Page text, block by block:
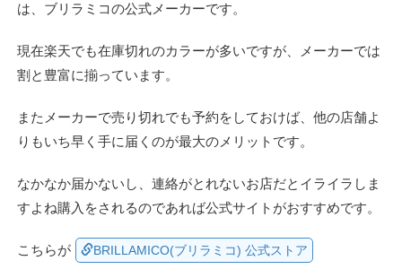
は、ブリラミコの公式メーカーです。
現在楽天でも在庫切れのカラーが多いですが、メーカーでは
割と豊富に揃っています。
またメーカーで売り切れでも予約をしておけば、他の店舗よ
りもいち早く手に届くのが最大のメリットです。
なかなか届かないし、連絡がとれないお店だとイライラしま
すよね購入をされるのであれば公式サイトがおすすめです。
こちらが BRILLAMICO(ブリラミコ) 公式ストア